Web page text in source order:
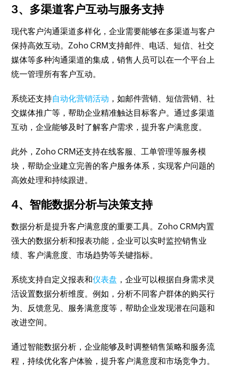
3、多渠道客户互动与服务支持
现代客户沟通渠道多样化，企业需要能够在多渠道与客户
保持高效互动。Zoho CRM支持邮件、电话、短信、社交
媒体等多种沟通渠道的集成，销售人员可以在一个平台上
统一管理所有客户互动。
系统还支持自动化营销活动 ，如邮件营销、短信营销、社
交媒体推广等，帮助企业精准触达目标客户。通过多渠道
互动，企业能够及时了解客户需求，提升客户满意度。
此外，Zoho CRM还支持在线客服、工单管理等服务模
块，帮助企业建立完善的客户服务体系，实现客户问题的
高效处理和持续跟进。
4、智能数据分析与决策支持
数据分析是提升客户满意度的重要工具。Zoho CRM内置
强大的数据分析和报表功能，企业可以实时监控销售业
绩、客户满意度、市场趋势等关键指标。
系统支持自定义报表和仪表盘 ，企业可以根据自身需求灵
活设置数据分析维度。例如，分析不同客户群体的购买行
为、反馈意见、服务满意度等，帮助企业发现潜在问题和
改进空间。
通过智能数据分析，企业能够及时调整销售策略和服务流
程，持续优化客户体验，提升客户满意度和市场竞争力。